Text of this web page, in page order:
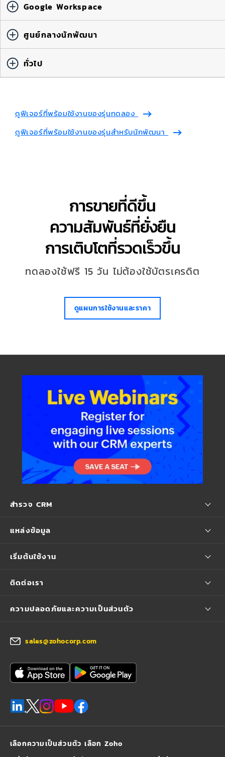
Google Workspace
ศูนย์กลางนักพัฒนา
ทั่วไป
ดูฟีเจอร์ที่พร้อมใช้งานของรุ่นทดลอง
ดูฟีเจอร์ที่พร้อมใช้งานของรุ่นสำหรับนักพัฒนา
การขายที่ดีขึ้น
ความสัมพันธ์ที่ยั่งยืน
การเติบโตที่รวดเร็วขึ้น
ทดลองใช้ฟรี 15 วัน ไม่ต้องใช้บัตรเครดิต
ดูแผนการใช้งานและราคา
สำรวจ CRM
แหล่งข้อมูล
เริ่มต้นใช้งาน
ติดต่อเรา
ความปลอดภัยและความเป็นส่วนตัว
sales@zohocorp.com
เลือกความเป็นส่วนตัว เลือก Zoho